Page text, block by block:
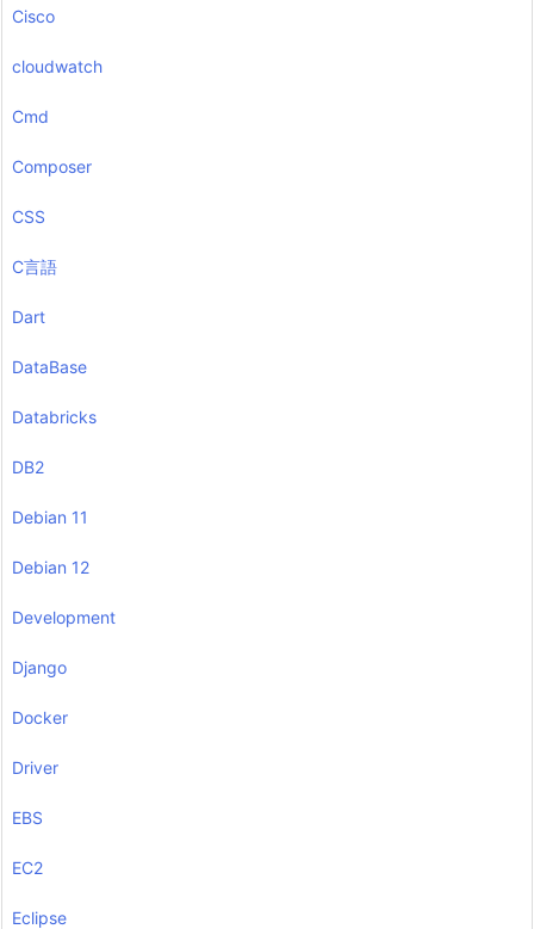
Cisco
cloudwatch
Cmd
Composer
CSS
C言語
Dart
DataBase
Databricks
DB2
Debian 11
Debian 12
Development
Django
Docker
Driver
EBS
EC2
Eclipse